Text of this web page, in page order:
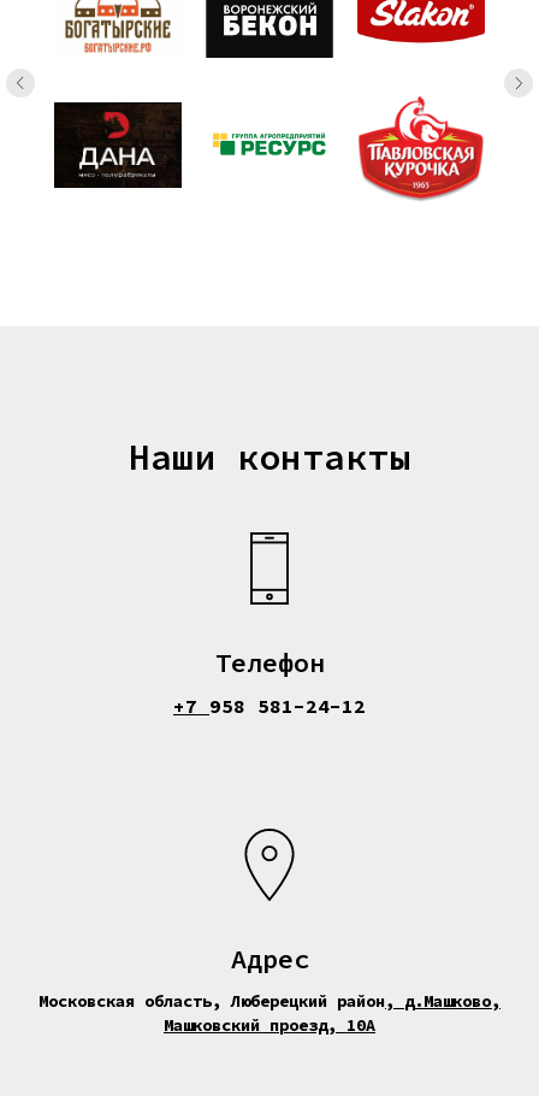
Наши контакты
Телефон
+7 958 581-24-12
Адрес
Московская область, Люберецкий район, д.Машково,
Машковский проезд, 10А